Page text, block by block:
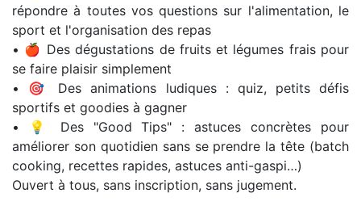
répondre à toutes vos questions sur l'alimentation, le
sport et l'organisation des repas
• 🍎 Des dégustations de fruits et légumes frais pour
se faire plaisir simplement
• 🎯 Des animations ludiques : quiz, petits défis
sportifs et goodies à gagner
• 💡 Des "Good Tips" : astuces concrètes pour
améliorer son quotidien sans se prendre la tête (batch
cooking, recettes rapides, astuces anti-gaspi…)
Ouvert à tous, sans inscription, sans jugement.